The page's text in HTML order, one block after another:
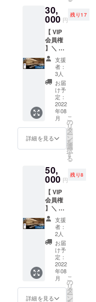
2023年
8月末日
まで
www.fa
cebook.
com/su
shi.aoy
ama.so
1 ・
LINE
https://li
n.ee/Qq
13V4l ※
食事券
は差額
のお釣
りは出
ません
意くだ
さい）
お届け
から
2023年
8月末日
まで
ださ
い。 な
お、当
店は
【事前
予約】
が必要
です。
下記の
方法で
ご予約
をお願
い致し
ます。
■ ご予
約方法
・
Facebo
www.fa
cebook.
com/su
shi.aoy
ama.so
1 ・
LINE
https://li
n.ee/Qq
13V4l ※
食事券
は差額
のお釣
りは出
ません
意くだ
のメー
ル」と
「店内
の様子
がわか
る動
画」を
送りさ
せてい
ただき
ます。
※ お一
人20口
まで購
入する
ことが
できま
ことも
可能で
す ※ 複
数口購
入され
た場合
もお送
りする
メール
は1つと
させて
いただ
きます
30,
000 円
残り17
【 VIP
会員権
】＼ 初
回来店
から
「3ヶ
月」有
効／ 当
店での
お食事
に使え
る割引
特典付
き会員
権（会
計25%
をお届
けしま
す。 支
援者本
人がご
来店い
ただけ
れば非
会員の
お連れ
様分の
会計に
もご利
用いた
だけま
す。
メール
支援
者：
3人
お届
け予
定：
2022
年08
月
詳細を見る
こ
の
リ
タ
ー
ン
を
選
択
す
る
50,
000 円
残り8
【 VIP
会員権
】＼ 初
回来店
から
「6ヶ
月」有
効／ 当
店での
お食事
に使え
る割引
特典付
き会員
支援
者：
2人
お届
け予
定：
2022
年08
月
詳細を見る
こ
の
リ
タ
ー
ン